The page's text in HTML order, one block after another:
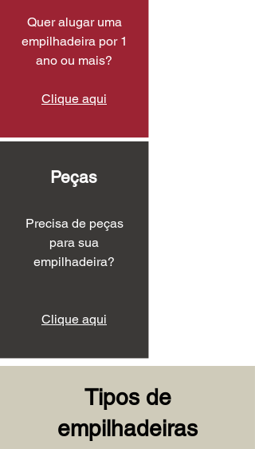
Quer alugar uma
empilhadeira por 1
ano ou mais?
Clique aqui
Peças
Precisa de peças
para sua
empilhadeira?
Clique aqui
Tipos de
empilhadeiras